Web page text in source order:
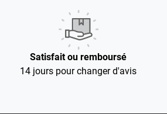
Satisfait ou remboursé
14 jours pour changer d'avis